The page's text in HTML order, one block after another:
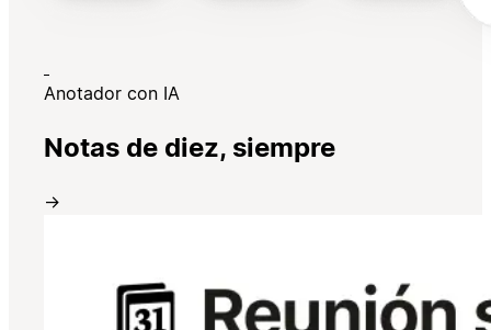
Anotador con IA
Notas de diez, siempre
→